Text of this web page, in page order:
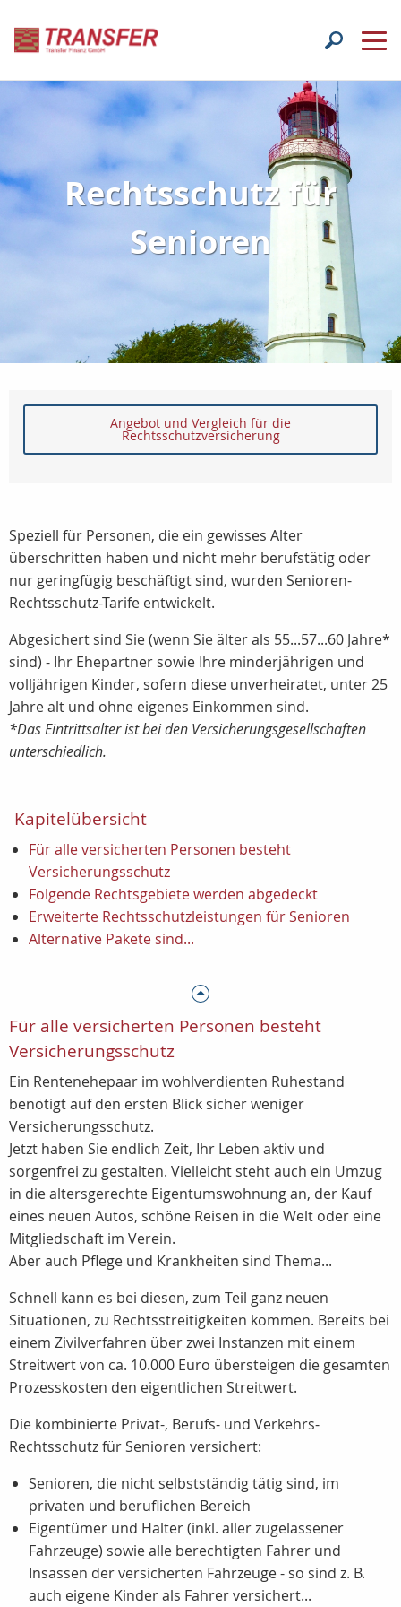
Rechtsschutz für
Senioren
Angebot und Vergleich für die
Rechtsschutzversicherung
Speziell für Personen, die ein gewisses Alter
überschritten haben und nicht mehr berufstätig oder
nur geringfügig beschäftigt sind, wurden Senioren-
Rechtsschutz-Tarife entwickelt.
Abgesichert sind Sie (wenn Sie älter als 55...57...60 Jahre*
sind) - Ihr Ehepartner sowie Ihre minderjährigen und
volljährigen Kinder, sofern diese unverheiratet, unter 25
Jahre alt und ohne eigenes Einkommen sind.
*Das Eintrittsalter ist bei den Versicherungsgesellschaften
unterschiedlich.
Kapitelübersicht
Für alle versicherten Personen besteht
Versicherungsschutz
Folgende Rechtsgebiete werden abgedeckt
Erweiterte Rechtsschutzleistungen für Senioren
Alternative Pakete sind...
Für alle versicherten Personen besteht
Versicherungsschutz
Ein Rentenehepaar im wohlverdienten Ruhestand
benötigt auf den ersten Blick sicher weniger
Versicherungsschutz.
Jetzt haben Sie endlich Zeit, Ihr Leben aktiv und
sorgenfrei zu gestalten. Vielleicht steht auch ein Umzug
in die altersgerechte Eigentumswohnung an, der Kauf
eines neuen Autos, schöne Reisen in die Welt oder eine
Mitgliedschaft im Verein.
Aber auch Pflege und Krankheiten sind Thema...
Schnell kann es bei diesen, zum Teil ganz neuen
Situationen, zu Rechtsstreitigkeiten kommen. Bereits bei
einem Zivilverfahren über zwei Instanzen mit einem
Streitwert von ca. 10.000 Euro übersteigen die gesamten
Prozesskosten den eigentlichen Streitwert.
Die kombinierte Privat-, Berufs- und Verkehrs-
Rechtsschutz für Senioren versichert:
Senioren, die nicht selbstständig tätig sind, im
privaten und beruflichen Bereich
Eigentümer und Halter (inkl. aller zugelassener
Fahrzeuge) sowie alle berechtigten Fahrer und
Insassen der versicherten Fahrzeuge - so sind z. B.
auch eigene Kinder als Fahrer versichert...